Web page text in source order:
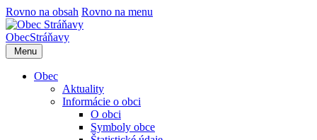
Rovno na obsah Rovno na menu
ObecStráňavy
Menu
Obec
Aktuality
Informácie o obci
O obci
Symboly obce